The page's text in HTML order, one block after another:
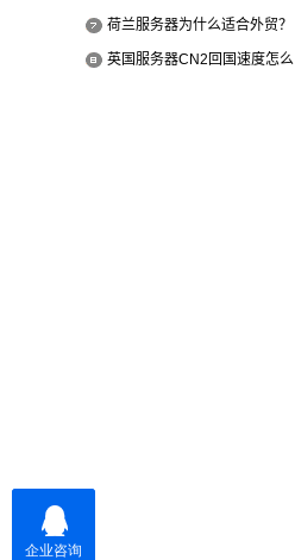
荷兰服务器为什么适合外贸？
英国服务器CN2回国速度怎么